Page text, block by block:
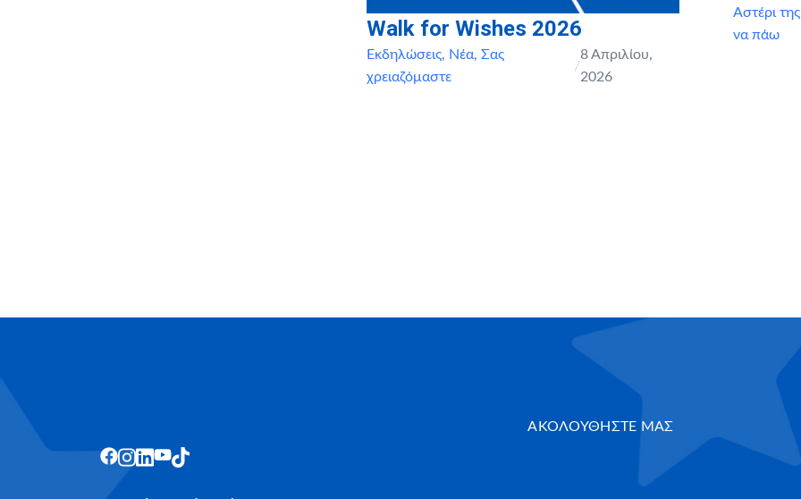
Walk for Wishes 2026
Εκδηλώσεις, Νέα, Σας
χρειαζόμαστε
/
8 Απριλίου,
2026
Αστέρι
να πάω
ΑΚΟΛΟΥΘΗΣΤΕ ΜΑΣ